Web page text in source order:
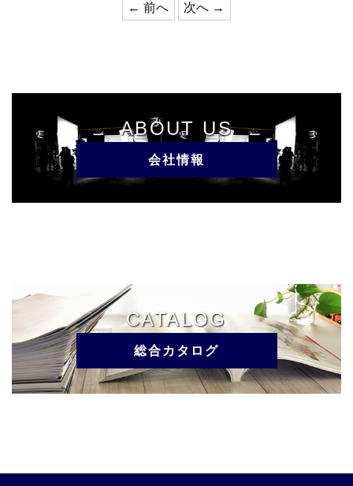
← 前へ 次へ →
ABOUT US
会社情報
CATALOG
総合カタログ